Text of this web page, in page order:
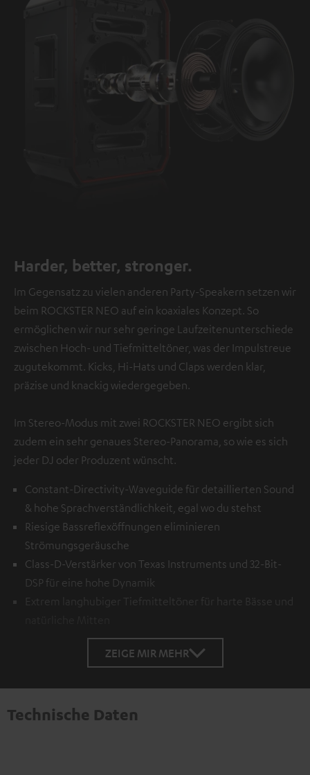
Harder, better, stronger.
Im Gegensatz zu vielen anderen Party-Speakern setzen wir
beim ROCKSTER NEO auf ein koaxiales Konzept. So
ermöglichen wir nur sehr geringe Laufzeitenunterschiede
zwischen Hoch- und Tiefmitteltöner, was der Impulstreue
zugutekommt. Kicks, Hi-Hats und Claps werden klar,
präzise und knackig wiedergegeben.
Im Stereo-Modus mit zwei ROCKSTER NEO ergibt sich
zudem ein sehr genaues Stereo-Panorama, so wie es sich
jeder DJ oder Produzent wünscht.
Constant-Directivity-Waveguide für detaillierten Sound
& hohe Sprachverständlichkeit, egal wo du stehst
Riesige Bassreflexöffnungen eliminieren
Strömungsgeräusche
Class-D-Verstärker von Texas Instruments und 32-Bit-
DSP für eine hohe Dynamik
Extrem langhubiger Tiefmitteltöner für harte Bässe und
ZEIGE MIR MEHR
Technische Daten